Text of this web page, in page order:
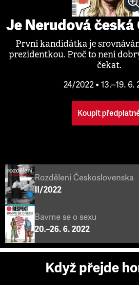
24/2022 • 13.–19. 6.
Je Nerudová
První kandidátka je
prezidentkou. Proč to není
čekat.
Koupit
Rozdělení Československa
II/2022
Bavme se o sexu
20.–26. 6. 2022
Když přejde